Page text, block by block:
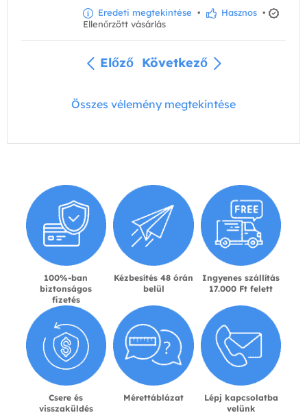
Eredeti megtekintése • Hasznos •
Ellenőrzött vásárlás
Előző Következő
Összes vélemény megtekintése
100%-ban
biztonságos
fizetés
Kézbesítés 48 órán
belül
Ingyenes szállítás
17.000 Ft felett
Csere és
visszaküldés
Mérettáblázat
Lépj kapcsolatba
velünk